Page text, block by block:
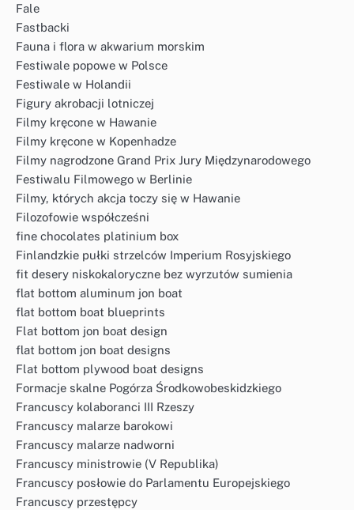
Fale
Fastbacki
Fauna i flora w akwarium morskim
Festiwale popowe w Polsce
Festiwale w Holandii
Figury akrobacji lotniczej
Filmy kręcone w Hawanie
Filmy kręcone w Kopenhadze
Filmy nagrodzone Grand Prix Jury Międzynarodowego
Festiwalu Filmowego w Berlinie
Filmy, których akcja toczy się w Hawanie
Filozofowie współcześni
fine chocolates platinium box
Finlandzkie pułki strzelców Imperium Rosyjskiego
fit desery niskokaloryczne bez wyrzutów sumienia
flat bottom aluminum jon boat
flat bottom boat blueprints
Flat bottom jon boat design
flat bottom jon boat designs
Flat bottom plywood boat designs
Formacje skalne Pogórza Środkowobeskidzkiego
Francuscy kolaboranci III Rzeszy
Francuscy malarze barokowi
Francuscy malarze nadworni
Francuscy ministrowie (V Republika)
Francuscy posłowie do Parlamentu Europejskiego
Francuscy przestępcy